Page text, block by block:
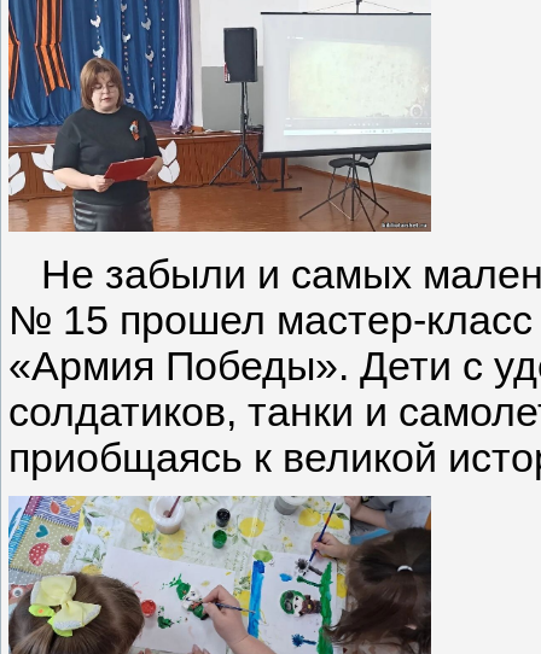
Не забыли и самых
№ 15 прошел мастер-класс
«Армия Победы». Дети с
солдатиков, танки и
приобщаясь к великой